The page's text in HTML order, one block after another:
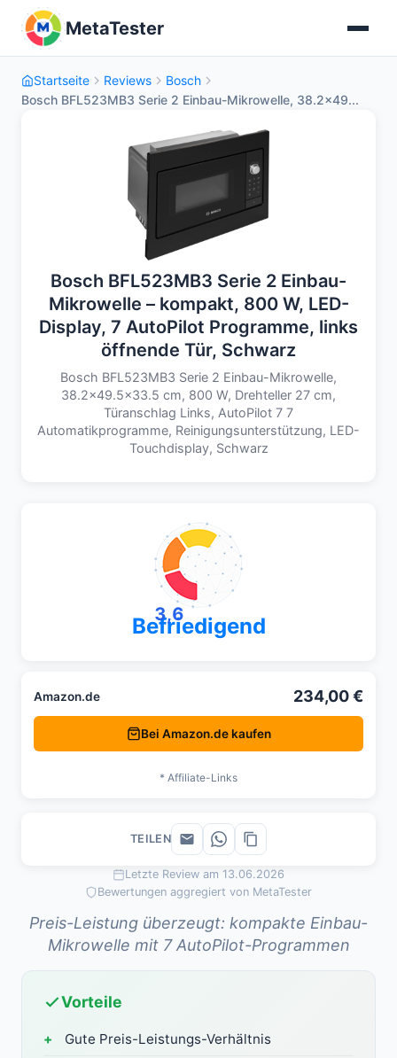
MetaTester
Startseite Reviews
Bosch
Bosch BFL523MB3 Serie 2 Einbau-Mikrowelle, 38.2x49...
Bosch BFL523MB3 Serie 2 Einbau-
Mikrowelle – kompakt, 800 W, LED-
Display, 7 AutoPilot Programme, links
öffnende Tür, Schwarz
Bosch BFL523MB3 Serie 2 Einbau-Mikrowelle,
38.2x49.5x33.5 cm, 800 W, Drehteller 27 cm,
Türanschlag Links, AutoPilot 7 7
Automatikprogramme, Reinigungsunterstützung, LED-
Touchdisplay, Schwarz
Letzte Review am 13.06.2026
Bewertungen aggregiert von MetaTester
Preis-Leistung überzeugt: kompakte Einbau-
Mikrowelle mit 7 AutoPilot-Programmen
Vorteile
Gute Preis-Leistungs-Verhältnis
3,6
Befriedigend
Amazon.de 234,00 €
Bei Amazon.de kaufen
* Affiliate-Links
TEILEN